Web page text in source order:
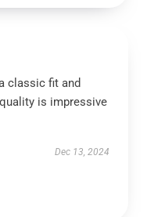
classic fit and
is impressive
Dec 13, 2024